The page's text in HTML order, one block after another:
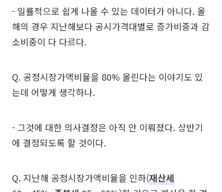
- 일률적으로 쉽게 나올 수 있는 데이터가 아니다. 올
해의 경우 지난해보다 공시가격대별로 증가비중과 감
소비중이 다 다르다.
Q. 공정시장가액비율을 80% 올린다는 이야기도 있
는데 어떻게 생각하나.
- 그것에 대한 의사결정은 아직 안 이뤄졌다. 상반기
에 결정되도록 할 것이다.
Q. 지난해 공정시장가액비율을 인하(재산세